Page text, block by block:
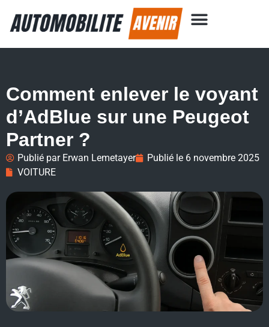
Comment enlever le voyant
d’AdBlue sur une Peugeot
Partner ?
Publié parErwan Lemetayer Publié le 6 novembre 2025
VOITURE